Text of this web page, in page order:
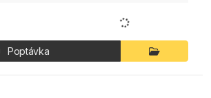
Poptávka